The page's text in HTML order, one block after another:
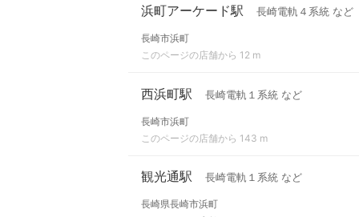
浜町アーケード駅 長崎電軌４系統 など
長崎市浜町
このページの店舗から 12 m
西浜町駅 長崎電軌１系統 など
長崎市浜町
このページの店舗から 143 m
観光通駅 長崎電軌１系統 など
長崎県長崎市浜町